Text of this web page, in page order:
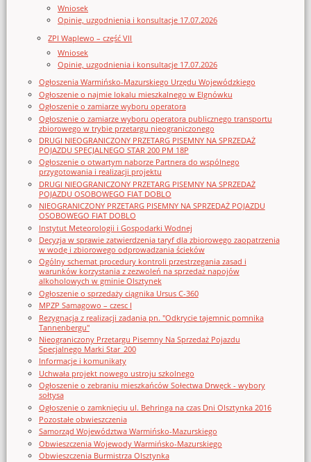
Wniosek
Opinie, uzgodnienia i konsultacje 17.07.2026
ZPI Waplewo – część VII
Wniosek
Opinie, uzgodnienia i konsultacje 17.07.2026
Ogłoszenia Warmińsko-Mazurskiego Urzędu Wojewódzkiego
Ogłoszenie o najmie lokalu mieszkalnego w Elgnówku
Ogłoszenie o zamiarze wyboru operatora
Ogłoszenie o zamiarze wyboru operatora publicznego transportu
zbiorowego w trybie przetargu nieograniczonego
DRUGI NIEOGRANICZONY PRZETARG PISEMNY NA SPRZEDAŻ
POJAZDU SPECJALNEGO STAR 200 PM 18P
Ogłoszenie o otwartym naborze Partnera do wspólnego
przygotowania i realizacji projektu
DRUGI NIEOGRANICZONY PRZETARG PISEMNY NA SPRZEDAŻ
POJAZDU OSOBOWEGO FIAT DOBLO
NIEOGRANICZONY PRZETARG PISEMNY NA SPRZEDAŻ POJAZDU
OSOBOWEGO FIAT DOBLO
Instytut Meteorologii i Gospodarki Wodnej
Decyzja w sprawie zatwierdzenia taryf dla zbiorowego zaopatrzenia
w wodę i zbiorowego odprowadzania ścieków
Ogólny schemat procedury kontroli przestrzegania zasad i
warunków korzystania z zezwoleń na sprzedaż napojów
alkoholowych w gminie Olsztynek
Ogłoszenie o sprzedaży ciągnika Ursus C-360
MPZP Samagowo – czesc I
Rezygnacja z realizacji zadania pn. "Odkrycie tajemnic pomnika
Tannenbergu"
Nieograniczony Przetargu Pisemny Na Sprzedaż Pojazdu
Specjalnego Marki Star_200
Informacje i komunikaty
Uchwała projekt nowego ustroju szkolnego
Ogłoszenie o zebraniu mieszkańców Sołectwa Drwęck - wybory
sołtysa
Ogłoszenie o zamknięciu ul. Behringa na czas Dni Olsztynka 2016
Pozostałe obwieszczenia
Samorząd Województwa Warmińsko-Mazurskiego
Obwieszczenia Wojewody Warmińsko-Mazurskiego
Obwieszczenia Burmistrza Olsztynka